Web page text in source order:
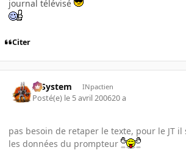
journal télévisé
Citer
X-System INpactien
Posté(e) le 5 avril 200620 a
pas besoin de retaper le texte, pour le JT
les données du prompteur